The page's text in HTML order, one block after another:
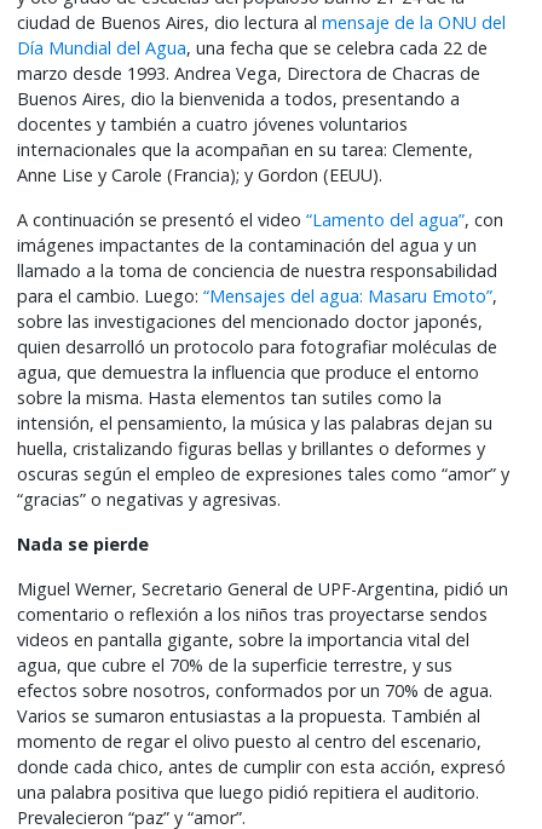
ciudad de Buenos Aires, dio lectura almensaje de la ONU del
Día Mundial del Agua, una fecha que se celebra cada 22 de
marzo desde 1993. Andrea Vega, Directora de Chacras de
Buenos Aires, dio la bienvenida a todos, presentando a
docentes y también a cuatro jóvenes voluntarios
internacionales que la acompañan en su tarea: Clemente,
Anne Lise y Carole (Francia); y Gordon (EEUU).
A continuación se presentó el video“Lamento del agua”, con
imágenes impactantes de la contaminación del agua y un
llamado a la toma de conciencia de nuestra responsabilidad
para el cambio. Luego:“Mensajes del agua: Masaru Emoto”,
sobre las investigaciones del mencionado doctor japonés,
quien desarrolló un protocolo para fotografiar moléculas de
agua, que demuestra la influencia que produce el entorno
sobre la misma. Hasta elementos tan sutiles como la
intensión, el pensamiento, la música y las palabras dejan su
huella, cristalizando figuras bellas y brillantes o deformes y
oscuras según el empleo de expresiones tales como “amor” y
“gracias” o negativas y agresivas.
Nada se pierde
Miguel Werner, Secretario General de UPF-Argentina, pidió un
comentario o reflexión a los niños tras proyectarse sendos
videos en pantalla gigante, sobre la importancia vital del
agua, que cubre el 70% de la superficie terrestre, y sus
efectos sobre nosotros, conformados por un 70% de agua.
Varios se sumaron entusiastas a la propuesta. También al
momento de regar el olivo puesto al centro del escenario,
donde cada chico, antes de cumplir con esta acción, expresó
una palabra positiva que luego pidió repitiera el auditorio.
Prevalecieron “paz” y “amor”.